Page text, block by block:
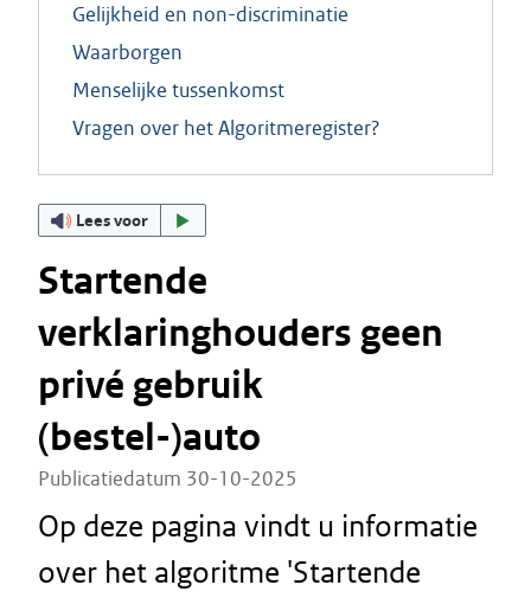
Gelijkheid en non-discriminatie
Waarborgen
Menselijke tussenkomst
Vragen over het Algoritmeregister?
Lees voor
Startende
verklaringhouders geen
privé gebruik
(bestel-)auto
Publicatiedatum 30-10-2025
Op deze pagina vindt u informatie
over het algoritme 'Startende